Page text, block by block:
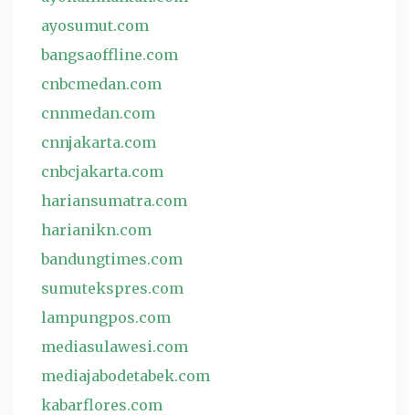
ayosumut.com
bangsaoffline.com
cnbcmedan.com
cnnmedan.com
cnnjakarta.com
cnbcjakarta.com
hariansumatra.com
harianikn.com
bandungtimes.com
sumutekspres.com
lampungpos.com
mediasulawesi.com
mediajabodetabek.com
kabarflores.com